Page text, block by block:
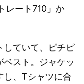
レート710」か
していて、ピチピ
スト。ジャケッ
し、Tシャツに合